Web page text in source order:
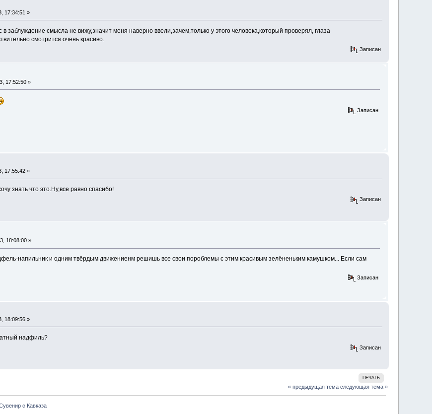
17:34:51 »
заблуждение смысла не вижу,значит меня наверно ввели,зачем,только у этого человека,который проверял, глаза
смотрится очень красиво.
Записан
17:52:50 »
Записан
17:55:42 »
знать что это.Ну,все равно спасибо!
Записан
18:08:00 »
напильник и одним твёрдым движениенм решишь все свои пороблемы с этим красивым зелёненьким камушком... Если сам
Записан
18:09:56 »
надфиль?
Записан
ПЕЧАТЬ
« предыдущая тема следующая тема »
с Кавказа